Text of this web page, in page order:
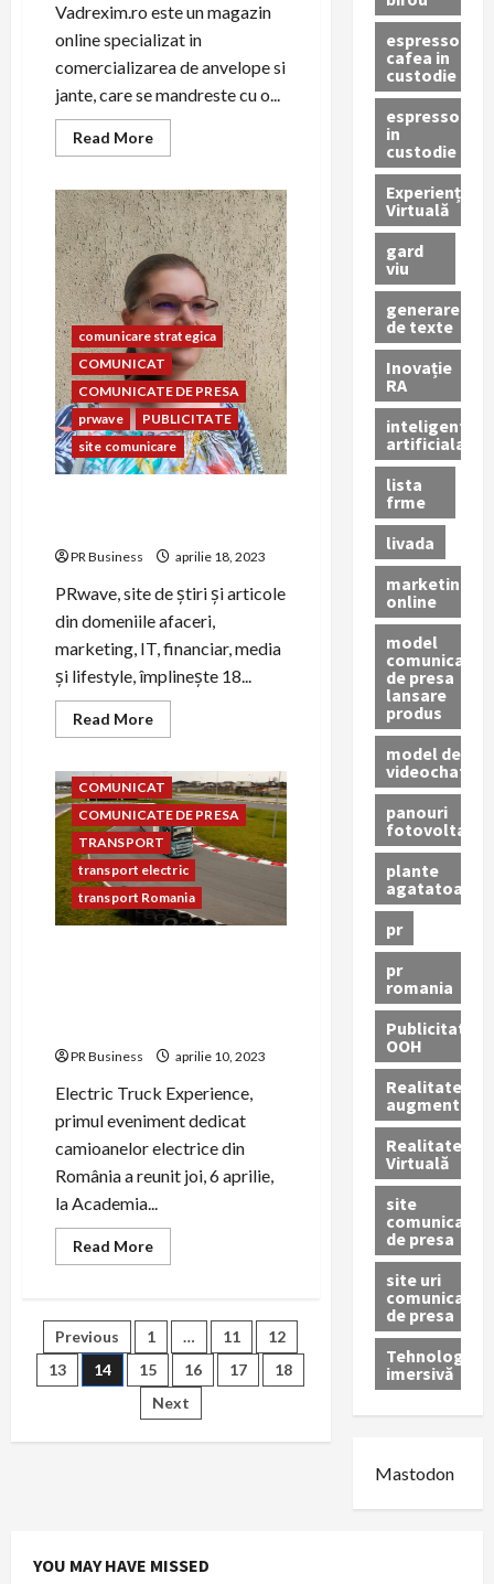
Vadrexim.ro este un magazin
online specializat in
comercializarea de anvelope si
jante, care se mandreste cu o...
Read MoreRead
more
calitatea
si
profesionalismul
magazinului
online
Vadrexim.ro
pentru
Anvelope
si
Jante
comunicare strategica
COMUNICAT
COMUNICATE DE PRESA
prwave
PUBLICITATE
site comunicare
PR Business aprilie 18, 2023
PRwave, site de știri și articole
din domeniile afaceri,
marketing, IT, financiar, media
și lifestyle, împlinește 18...
Read MoreRead
more
aniversează
18
ani
pe
18
aprilie
COMUNICAT
COMUNICATE DE PRESA
TRANSPORT
transport electric
transport Romania
PR Business aprilie 10, 2023
Electric Truck Experience,
primul eveniment dedicat
camioanelor electrice din
România a reunit joi, 6 aprilie,
la Academia...
Read MoreRead
more
transport
și
logistică
din
România,
interesată
de
electric
Paginație
articole
Previous 1 … 11
12
13
14 15 16 17
18
Next
espressor
cafea in
custodie
espressor
in
custodie
Experiență
Virtuală
gard
viu
generare
de texte
Inovație
RA
inteligenta
artificiala
lista
frme
livada
marketing
online
model
comunicat
de presa
lansare
produs
model de
videochat
panouri
fotovoltaice
plante
agatatoare
pr
pr
romania
Publicitate
OOH
Realitatea
augmentată
Realitatea
Virtuală
site
comunicate
de presa
site uri
comunicate
de presa
Tehnologie
imersivă
Mastodon
YOU MAY HAVE MISSED